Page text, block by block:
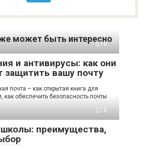
может быть интересно
0
и антивирусы: как они
защитить вашу почту
почта – как открытая книга для
как обеспечить безопасность почты
0
преимущества,